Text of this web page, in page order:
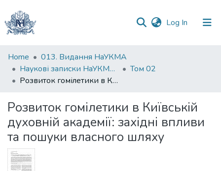
Log In (current)
Communities
&
Collections
Statistics
Home
013. Видання НаУКМА
Наукові записки НаУКМА. Філософія та релігієзнавство
Том 02
Розвиток гомілетики в Київській духовній академії: західні впливи та пошуки власного шляху
Розвиток гомілетики в Київській
духовній академії: західні впливи
та пошуки власного шляху